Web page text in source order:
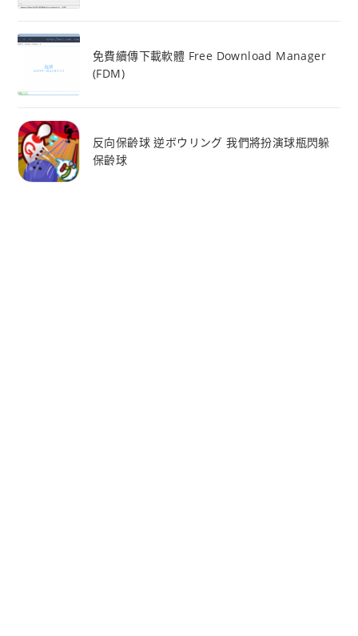
免費續傳下載軟體 Free Download Manager
(FDM)
反向保齡球 逆ボウリング 我們將扮演球瓶閃躲
保齡球